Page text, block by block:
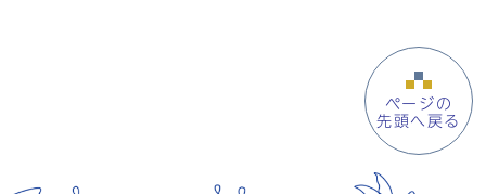
ページの
先頭へ戻る